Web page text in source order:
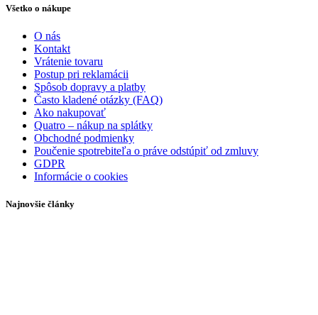
Všetko o nákupe
O nás
Kontakt
Vrátenie tovaru
Postup pri reklamácii
Spôsob dopravy a platby
Často kladené otázky (FAQ)
Ako nakupovať
Quatro – nákup na splátky
Obchodné podmienky
Poučenie spotrebiteľa o práve odstúpiť od zmluvy
GDPR
Informácie o cookies
Najnovšie články